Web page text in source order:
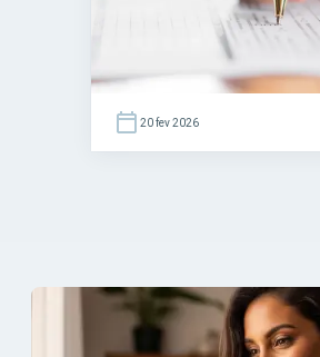
estaduais. Para quem
20 fev 2026